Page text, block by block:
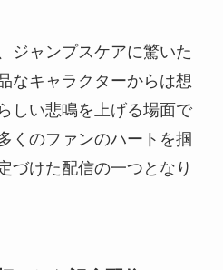
ジャンプスケアに驚いた
なキャラクターからは想
しい悲鳴を上げる場面で
くのファンのハートを掴
づけた配信の一つとなり